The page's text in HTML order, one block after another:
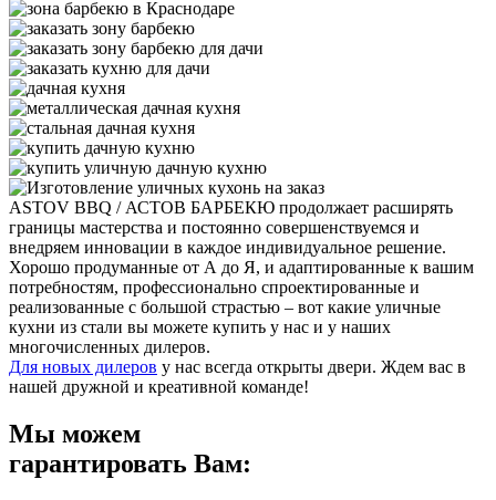
ASTOV BBQ / АСТОВ БАРБЕКЮ продолжает расширять
границы мастерства и постоянно совершенствуемся и
внедряем инновации в каждое индивидуальное решение.
Хорошо продуманные от А до Я, и адаптированные к вашим
потребностям, профессионально спроектированные и
реализованные с большой страстью – вот какие уличные
кухни из стали вы можете купить у нас и у наших
многочисленных дилеров.
Для новых дилеров у нас всегда открыты двери. Ждем вас в
нашей дружной и креативной команде!
Мы можем
гарантировать Вам: